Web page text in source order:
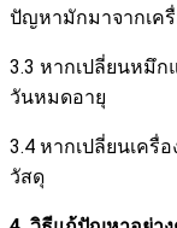
ปัญหามักมาจากเค
3.3 หากเปลี่ยนหมึก
วันหมดอายุ
3.4 หากเปลี่ยนเค
วัสดุ